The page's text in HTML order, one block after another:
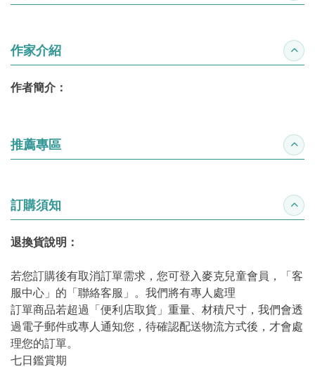
作家介紹 收合
作者簡介：
推薦專區 收合
訂購須知 收合
退換貨說明：
若您訂購後有取消訂單需求，您可登入麥克兒童會員，「客
服中心」的「聯絡客服」。我們將有專人處理
訂單商品若超過「便利店取貨」重量、材積尺寸，我們會透
過電子郵件或專人通知您，待確認配送物流方式後，才會處
理您的訂單。
七日鑑賞期